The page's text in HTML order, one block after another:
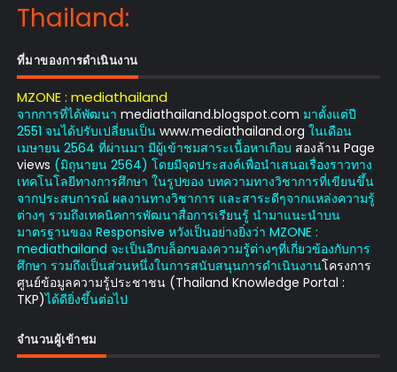
Thailand:
ที่มาของการดำเนินงาน
MZONE : mediathailand
จากการที่ได้พัฒนา mediathailand.blogspot.com มาตั้งแต่ปี
2551 จนได้ปรับเปลี่ยนเป็น www.mediathailand.org ในเดือน
เมษายน 2564 ที่ผ่านมา มีผู้เข้าชมสาระเนื้อหาเกือบ สองล้าน Page
views (มิถุนายน 2564) โดยมีจุดประสงค์เพื่อนำเสนอเรื่องราวทาง
เทคโนโลยีทางการศึกษา ในรูปของ บทความทางวิชาการที่เขียนขึ้น
จากประสบการณ์ ผลงานทางวิชาการ และสาระดีๆจากแหล่งความรู้
ต่างๆ รวมถึงเทคนิคการพัฒนาสื่อการเรียนรู้ นำมาแนะนำบน
มาตรฐานของ Responsive หวังเป็นอย่างยิ่งว่า MZONE :
mediathailand จะเป็นอีกบล็อกของความรู้ต่างๆที่เกี่ยวข้องกับการ
ศึกษา รวมถึงเป็นส่วนหนึ่งในการสนับสนุนการดำเนินงานโครงการ
ศูนย์ข้อมูลความรู้ประชาชน (Thailand Knowledge Portal :
TKP)ได้ดียิ่งขึ้นต่อไป
จำนวนผู้เข้าชม